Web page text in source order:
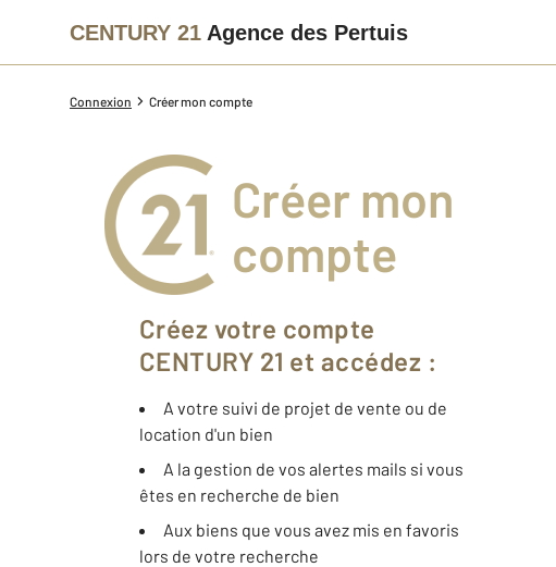
CENTURY 21 Agence des Pertuis
Connexion Créer mon compte
Créer mon
compte
Créez votre compte
CENTURY 21 et accédez :
A votre suivi de projet de vente ou de
location d'un bien
A la gestion de vos alertes mails si vous
êtes en recherche de bien
Aux biens que vous avez mis en favoris
lors de votre recherche